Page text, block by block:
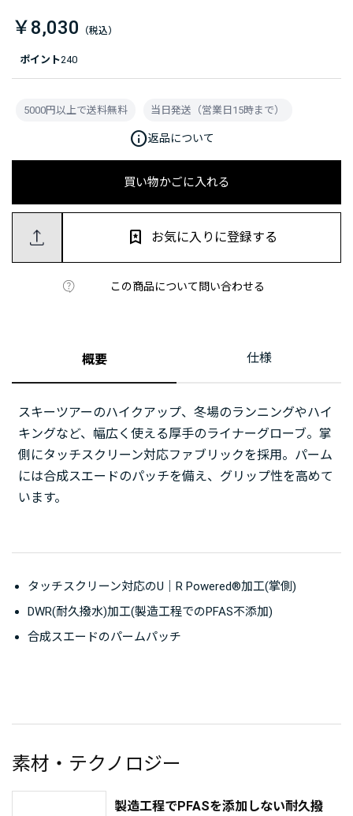
ポイント240
￥8,030
買い物かごに入れる
この商品について問い合わせる
お気に入りに登録する
5000円以上で送料無料 当日発送（営業日15時まで）
info返品について
概要 仕様
スキーツアーのハイクアップ、冬場のランニングやハイ
キングなど、幅広く使える厚手のライナーグローブ。掌
側にタッチスクリーン対応ファブリックを採用。パーム
には合成スエードのパッチを備え、グリップ性を高めて
います。
タッチスクリーン対応のU｜R Powered®加工(掌側)
DWR(耐久撥水)加工(製造工程でのPFAS不添加)
合成スエードのパームパッチ
素材・テクノロジー
製造工程でPFASを添加しない耐久撥